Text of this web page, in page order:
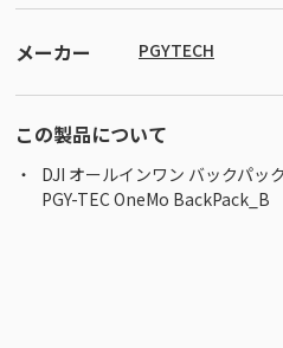
メーカー PGYTECH
この製品について
DJI オールインワン バックパッ
PGY-TEC OneMo BackPack_B